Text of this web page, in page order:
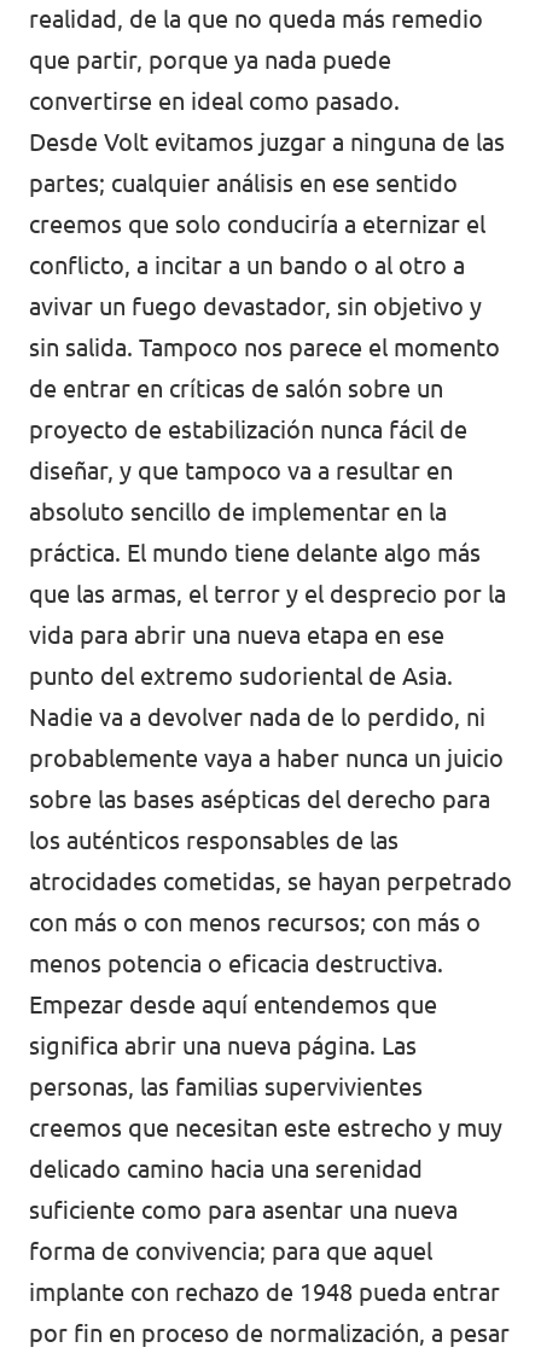
Volt Letonia [facebook]
Volt Lituania [facebook]
Volt Luxemburgo
Volt Malta
Volt Noruega [facebook]
Volt Países Bajos
Volt Polonia
Volt Portugal
Volt Reino Unido
Volt Rumanía
Volt Suecia
Volt Suiza
realidad, de la que no queda más remedio
que partir, porque ya nada puede
convertirse en ideal como pasado.
Desde Volt evitamos juzgar a ninguna de las
partes; cualquier análisis en ese sentido
creemos que solo conduciría a eternizar el
conflicto, a incitar a un bando o al otro a
avivar un fuego devastador, sin objetivo y
sin salida. Tampoco nos parece el momento
de entrar en críticas de salón sobre un
proyecto de estabilización nunca fácil de
diseñar, y que tampoco va a resultar en
absoluto sencillo de implementar en la
práctica. El mundo tiene delante algo más
que las armas, el terror y el desprecio por la
vida para abrir una nueva etapa en ese
punto del extremo sudoriental de Asia.
Nadie va a devolver nada de lo perdido, ni
probablemente vaya a haber nunca un juicio
sobre las bases asépticas del derecho para
los auténticos responsables de las
atrocidades cometidas, se hayan perpetrado
con más o con menos recursos; con más o
menos potencia o eficacia destructiva.
Empezar desde aquí entendemos que
significa abrir una nueva página. Las
personas, las familias supervivientes
creemos que necesitan este estrecho y muy
delicado camino hacia una serenidad
suficiente como para asentar una nueva
forma de convivencia; para que aquel
implante con rechazo de 1948 pueda entrar
por fin en proceso de normalización, a pesar